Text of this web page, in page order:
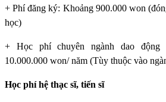
+ Phí đăng ký: Khoảng 900.000 won
học)
+ Học phí chuyên ngành dao động
10.000.000 won/ năm (Tùy thuộc vào
Học phí hệ thạc sĩ, tiến sĩ